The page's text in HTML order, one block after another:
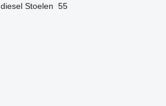
diesel Stoelen 55